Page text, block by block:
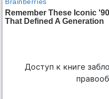
Доступ к книге